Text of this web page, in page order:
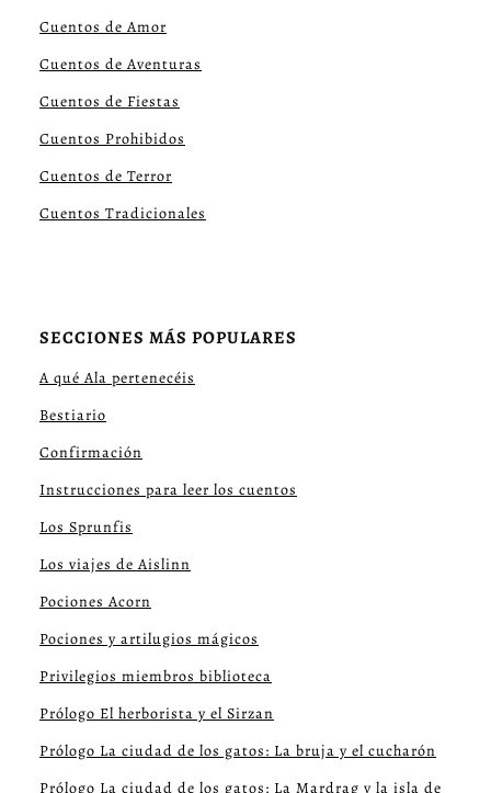
Cuentos de Amor
Cuentos de Aventuras
Cuentos de Fiestas
Cuentos Prohibidos
Cuentos de Terror
Cuentos Tradicionales
SECCIONES MÁS POPULARES
A qué Ala pertenecéis
Bestiario
Confirmación
Instrucciones para leer los cuentos
Los Sprunfis
Los viajes de Aislinn
Pociones Acorn
Pociones y artilugios mágicos
Privilegios miembros biblioteca
Prólogo El herborista y el Sirzan
Prólogo La ciudad de los gatos: La bruja y el cucharón
Prólogo La ciudad de los gatos: La Mardrag y la isla de